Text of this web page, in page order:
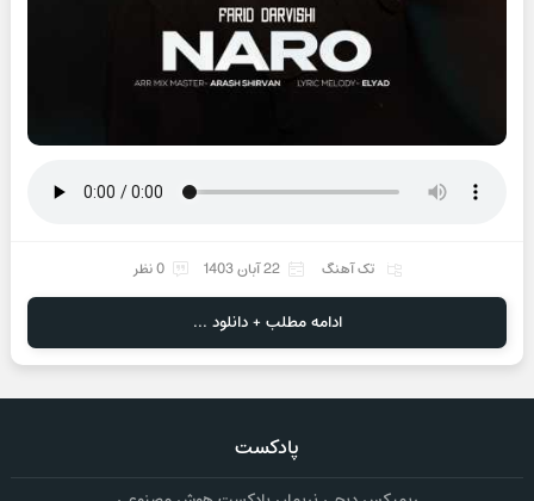
تک آهنگ 22 آبان 1403 0 نظر
ادامه مطلب + دانلود ...
پادکست